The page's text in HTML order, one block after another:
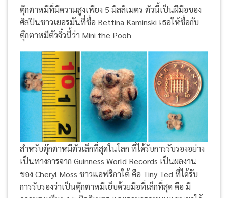
ตุ๊กตาหมีที่มีความสูงเพียง 5 มิลลิเมตร ตัวนี้เป็นฝีมือของ
ศิลปินชาวเยอรมันที่ชื่อ Bettina Kaminski เธอให้ชื่อกับ
ตุ๊กตาหมีตัวจิ๋วนี้ว่า Mini the Pooh
สำหรับตุ๊กตาหมีตัวเล็กที่สุดในโลก ที่ได้รับการรับรองอย่าง
เป็นทางการจาก Guinness World Records เป็นผลงาน
ของ Cheryl Moss ชาวแอฟริกาใต้ คือ Tiny Ted ที่ได้รับ
การรับรองว่าเป็นตุ๊กตาหมีเย็บด้วยมือที่เล็กที่สุด คือ มี